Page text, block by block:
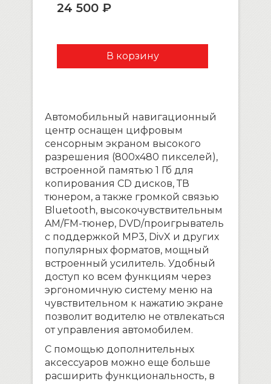
24 500 ₽
Автомобильный навигационный
центр оснащен цифровым
сенсорным экраном высокого
разрешения (800х480 пикселей),
встроенной памятью 1 Гб для
копирования CD дисков, ТВ
тюнером, а также громкой связью
Bluetooth, высокочувствительным
AM/FM-тюнер, DVD/проигрыватель
с поддержкой MP3, DivX и других
популярных форматов, мощный
встроенный усилитель. Удобный
доступ ко всем функциям через
эргономичную систему меню на
чувствительном к нажатию экране
позволит водителю не отвлекаться
от управления автомобилем.
С помощью дополнительных
аксессуаров можно еще больше
расширить функциональность, в